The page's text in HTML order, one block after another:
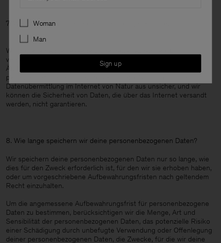
7. Wie schützen wir deine personenbezogenen Daten?
Wir ergreifen angemessene Sicherheitsmaßnahmen, um
versehentliche oder unrechtmäßige Vernichtungen, Verluste,
Änderungen, unbefugte Offenlegungen oder Zugriffe auf deine
personenbezogenen Daten zu verhindern. Natürlich ist die
Datenübermittlung im Internet von Natur aus unsicher, und wir
können die Sicherheit von Daten, die über das Internet versandt
werden, nicht garantieren.
8. Wie lange speichern wir deine personenbezogenen Daten?
Wir speichern deine personenbezogenen Daten nur so lange, wie
dies für den Zweck erforderlich ist, für den wir sie erhoben haben,
oder um vorgeschriebene Aufbewahrungsfristen nach geltendem
Recht einzuhalten.
Um die angemessene Aufbewahrungsfrist für personenbezogene
Daten zu bestimmen, berücksichtigen wir die Menge, Art und
Sensibilität der personenbezogenen Daten, das potenzielle Risiko
einer Schädigung durch unbefugte Verwendung oder Offenlegung
deiner personenbezogenen Daten, die Zwecke, für die wir deine
Preferences
Woman
Man
Sign up